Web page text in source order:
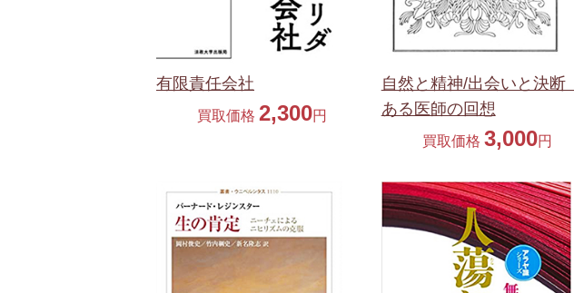
有限責任会社
買取価格2,300円
自然と精神/出会いと決断
ある医師の回想
買取価格 3,000円